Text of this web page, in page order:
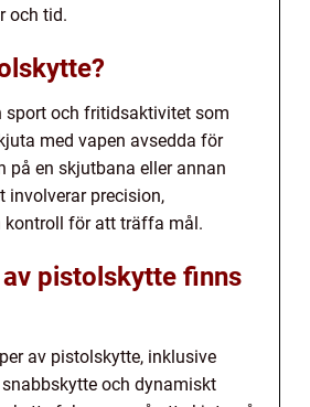
och tid.
sport och fritidsaktivitet som
med vapen avsedda för
på en skjutbana eller annan
involverar precision,
kontroll för att träffa mål.
pistolskytte finns
av pistolskytte, inklusive
och dynamiskt